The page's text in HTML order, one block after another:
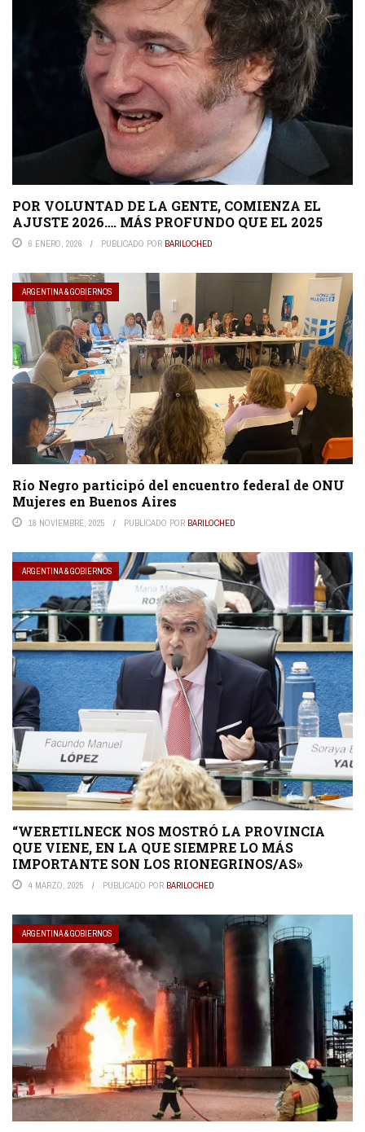
POR VOLUNTAD DE LA GENTE, COMIENZA EL
AJUSTE 2026…. MÁS PROFUNDO QUE EL 2025
6 ENERO, 2026 PUBLICADO POR BARILOCHED
ARGENTINA & GOBIERNOS
Río Negro participó del encuentro federal de ONU
Mujeres en Buenos Aires
18 NOVIEMBRE, 2025 PUBLICADO POR BARILOCHED
ARGENTINA & GOBIERNOS
“WERETILNECK NOS MOSTRÓ LA PROVINCIA
QUE VIENE, EN LA QUE SIEMPRE LO MÁS
IMPORTANTE SON LOS RIONEGRINOS/AS»
4 MARZO, 2025 PUBLICADO POR BARILOCHED
ARGENTINA & GOBIERNOS